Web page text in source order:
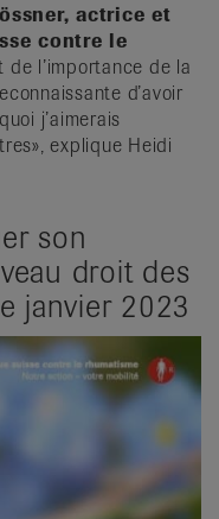
actrice et
contre le
l’importance de la
d’avoir
j’aimerais
explique Heidi
son
droit des
janvier 2023